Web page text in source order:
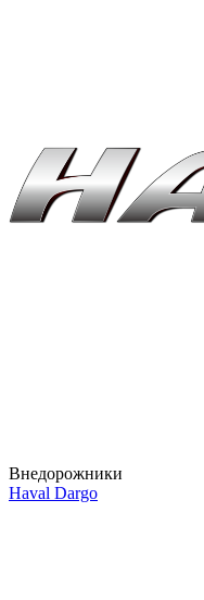
Внедорожники
Haval Dargo